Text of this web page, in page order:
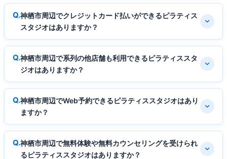
神栖市周辺でクレジットカード払いができるピラティス
スタジオはありますか？
神栖市周辺で系列の他店舗も利用できるピラティススタ
ジオはありますか？
神栖市周辺でWeb予約できるピラティススタジオはあり
ますか？
神栖市周辺で無料体験や無料カウンセリングを受けられ
るピラティススタジオはありますか？